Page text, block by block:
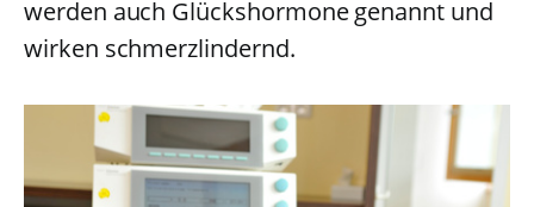
werden auch Glückshormone genannt und
wirken schmerzlindernd.